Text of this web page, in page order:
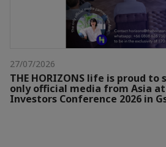
27/07/2026
THE HORIZONS life is proud
only official media from Asia
Investors Conference 2026 in